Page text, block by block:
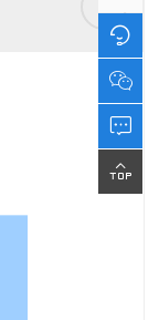



